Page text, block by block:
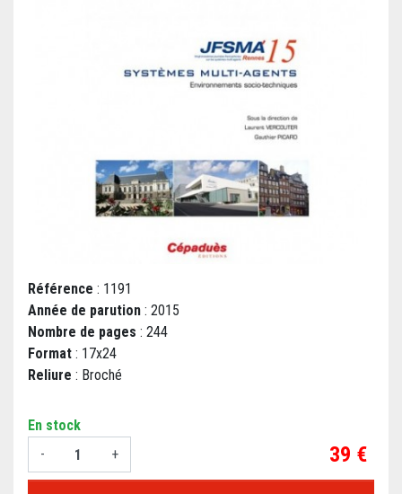
Référence : 1191
Année de parution : 2015
Nombre de pages : 244
Format : 17x24
Reliure : Broché
En stock
-
+ Prix
39 €